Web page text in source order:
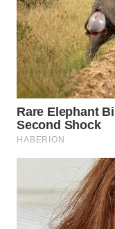
WN
SOLO
WN
WN
MADURA
WN
SURABAYA